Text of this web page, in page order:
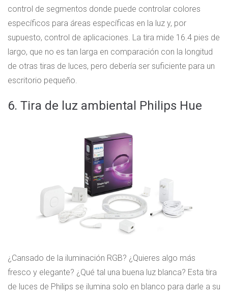
control de segmentos donde puede controlar colores
específicos para áreas específicas en la luz y, por
supuesto, control de aplicaciones. La tira mide 16.4 pies de
largo, que no es tan larga en comparación con la longitud
de otras tiras de luces, pero debería ser suficiente para un
escritorio pequeño.
6. Tira de luz ambiental Philips Hue
¿Cansado de la iluminación RGB? ¿Quieres algo más
fresco y elegante? ¿Qué tal una buena luz blanca? Esta tira
de luces de Philips se ilumina solo en blanco para darle a su